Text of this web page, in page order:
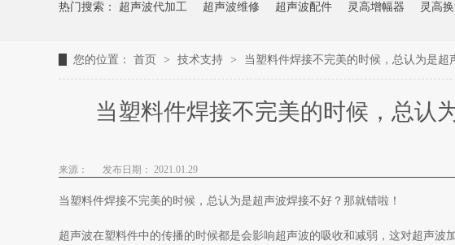
热门搜索： 超声波代加工 超声波维修 超声波配件 灵高增幅器 灵高
您的位置： 首页 > 技术支持 > 当塑料件焊接不完美的时候，总认为是超
当塑料件焊接不完美的时候，总认
来源： 发布日期： 2021.01.29
当塑料件焊接不完美的时候，总认为是超声波焊接不好？那就错啦！
超声波在塑料件中的传播的时候都是会影响超声波的吸收和减弱，这对超声